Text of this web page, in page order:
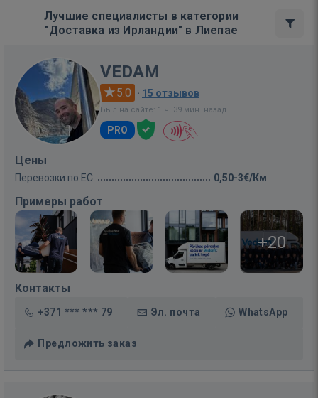
Лучшие специалисты в категории
"Доставка из Ирландии" в Лиепае
VEDAM
5.0 · 15 отзывов
Был на сайте: 1 ч. 39 мин. назад
PRO
Цены
Перевозки по ЕС 0,50-3€/Км
Примеры работ
+20
Контакты
+371 *** *** 79 Эл. почта WhatsApp
Предложить заказ